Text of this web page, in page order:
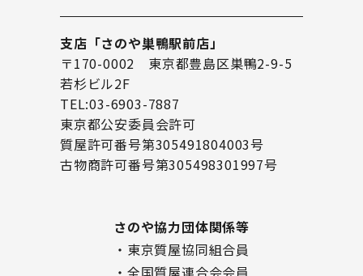
支店「さのや巣鴨駅前店」
〒170-0002 東京都豊島区巣鴨2-9-5
若杉ビル2F
TEL:03-6903-7887
東京都公安委員会許可
質屋許可番号第305491804003号
古物商許可番号第305498301997号
さのや協力団体関係等
・東京質屋協同組合員
・全国質屋連合会会員